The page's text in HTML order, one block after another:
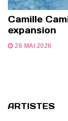
Camille
expansion
26 MAI 2026
ARTISTES